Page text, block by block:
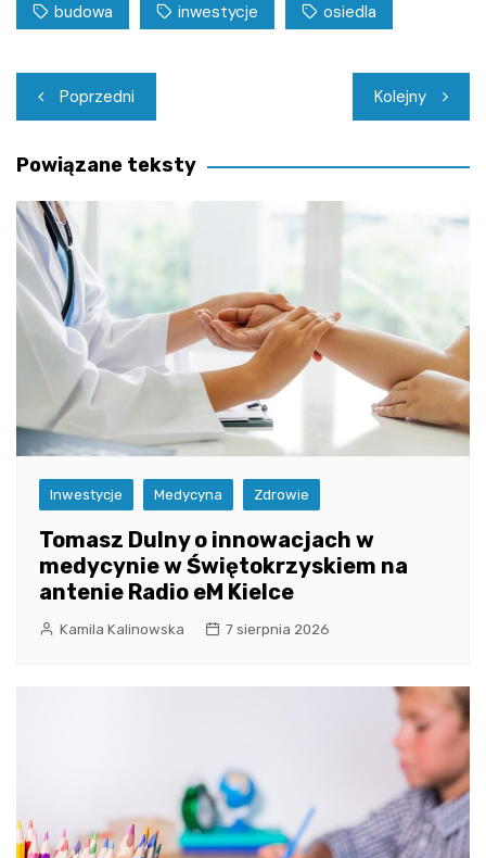
budowa inwestycje osiedla
Nawigacja
wpisu
Poprzedni Kolejny
Powiązane teksty
Inwestycje Medycyna Zdrowie
Tomasz Dulny o innowacjach w
medycynie w Świętokrzyskiem na
antenie Radio eM Kielce
Kamila Kalinowska 7 sierpnia 2026